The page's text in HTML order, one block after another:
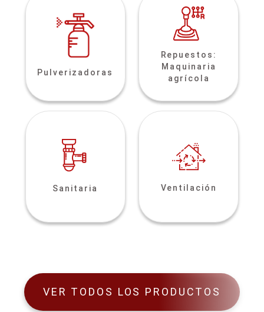
Pulverizadoras
Repuestos:
Maquinaria
agrícola
Sanitaria Ventilación
VER TODOS LOS PRODUCTOS